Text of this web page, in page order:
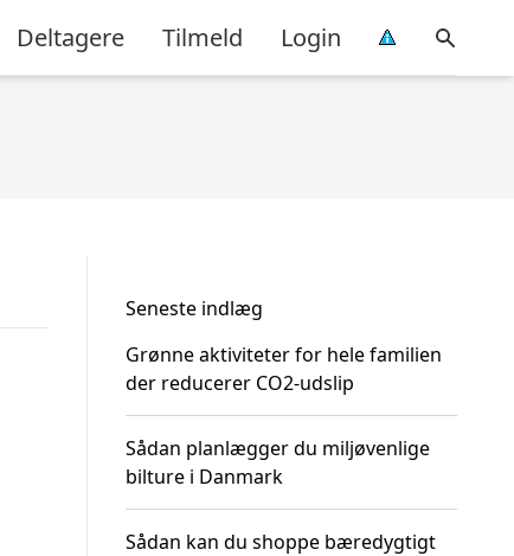
Deltagere Tilmeld Login
Seneste indlæg
Grønne aktiviteter for hele familien
der reducerer CO2-udslip
Sådan planlægger du miljøvenlige
bilture i Danmark
Sådan kan du shoppe bæredygtigt